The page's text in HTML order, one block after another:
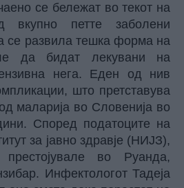
се бележат во текот на
петте заболени
се развила тешка форма на
да бидат лекувани на
нега. Еден од нив
што претставува
маларија во Словенија во
Според податоците на
за јавно здравје (НИЈЗ),
во Руанда,
Инфектологот Тадеја